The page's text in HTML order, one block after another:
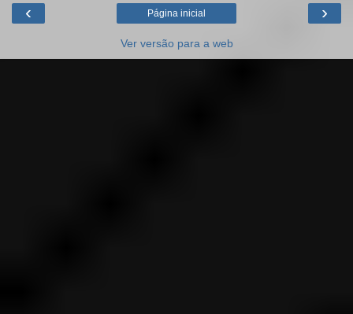
‹ ›
Página inicial
Ver versão para a web